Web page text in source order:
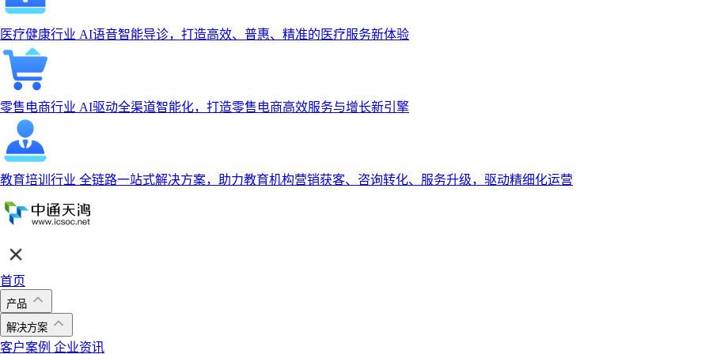
医疗健康行业 AI语音智能导诊，打造高效、普惠、精准的医疗服务新体验
零售电商行业 AI驱动全渠道智能化，打造零售电商高效服务与增长新引擎
教育培训行业 全链路一站式解决方案，助力教育机构营销获客、咨询转化、服务升级，驱动精细化运营
首页
产品
解决方案
客户案例 企业资讯